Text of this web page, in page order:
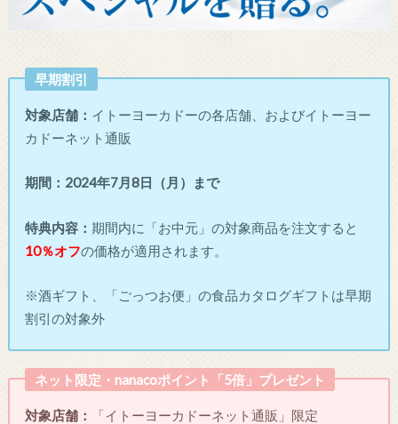
早期割引
対象店舗： イトーヨーカドーの各店舗、およびイトーヨー
カドーネット通販
期間： 2024年7月8日（月）まで
特典内容：期間内に「お中元」の対象商品を注文すると
10％オフの価格が適用されます。
※酒ギフト、「ごっつお便」の食品カタログギフトは早期
割引の対象外
ネット限定・nanacoポイント「5倍」プレゼント
対象店舗： 「イトーヨーカドーネット通販」限定